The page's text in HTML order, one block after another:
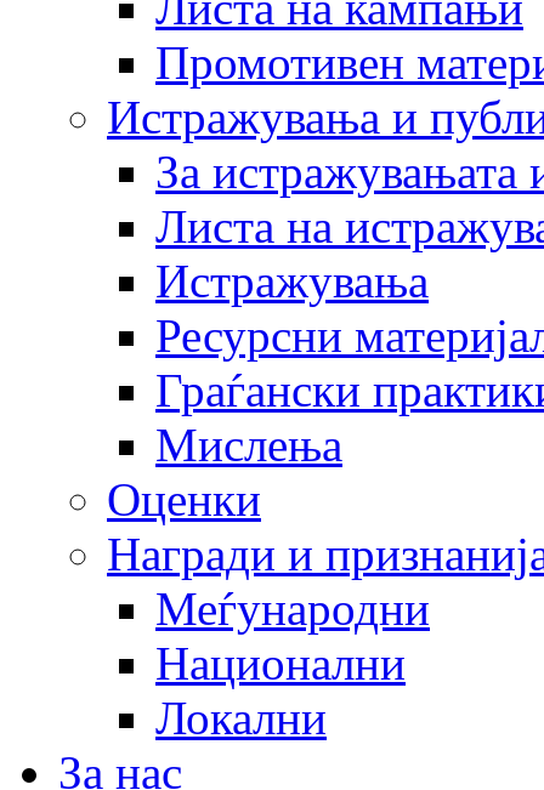
Промотивен
Истражувања и
За истражувањата
Листа на
Истражувања
Ресурсни
Граѓански
Мислења
Оценки
Награди и
Меѓународни
Национални
Локални
За нас